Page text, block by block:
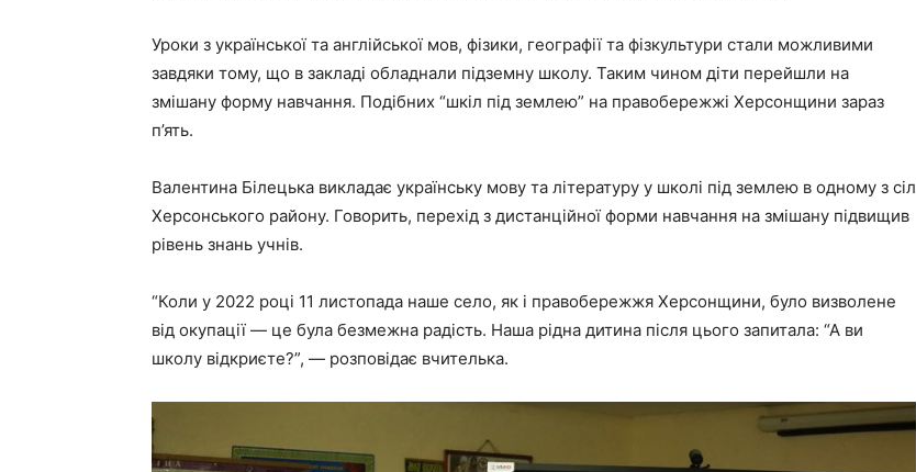
Уроки з української та англійської мов, фізики, географії та фізкультури стали можливими
завдяки тому, що в закладі обладнали підземну школу. Таким чином діти перейшли на
змішану форму навчання. Подібних “шкіл під землею” на правобережжі Херсонщини зараз
п’ять.
Валентина Білецька викладає українську мову та літературу у школі під землею в одному з сіл
Херсонського району. Говорить, перехід з дистанційної форми навчання на змішану підвищив
рівень знань учнів.
“Коли у 2022 році 11 листопада наше село, як і правобережжя Херсонщини, було визволене
від окупації — це була безмежна радість. Наша рідна дитина після цього запитала: “А ви
школу відкриєте?”, — розповідає вчителька.